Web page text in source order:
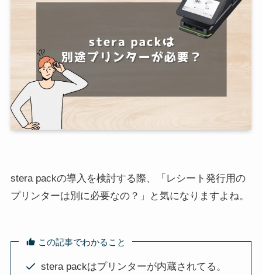
stera packの導入を検討する際、「レシート発行用の
プリンターは別に必要なの？」と気になりますよね。
この記事でわかること
stera packはプリンターが内蔵されてる。